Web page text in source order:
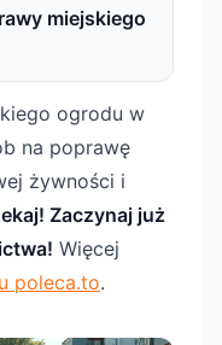
miejskiego
ogrodu w
na poprawę
żywności i
Zaczynaj już
Więcej
poleca.to.